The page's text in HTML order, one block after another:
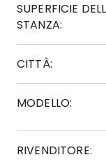
SUPERFICIE
STANZA:
CITTÀ:
MODELLO:
RIVENDITORE: